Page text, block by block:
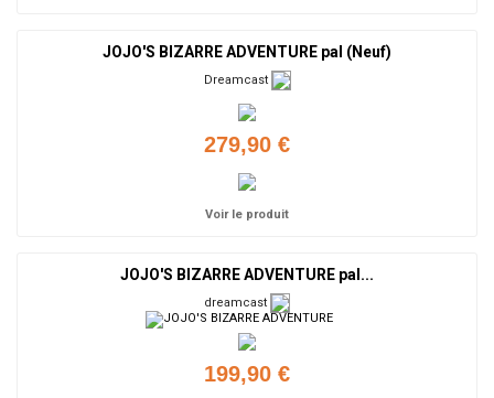
JOJO'S BIZARRE ADVENTURE pal (Neuf)
Dreamcast
279,90 €
Voir le produit
JOJO'S BIZARRE ADVENTURE pal...
dreamcast
199,90 €